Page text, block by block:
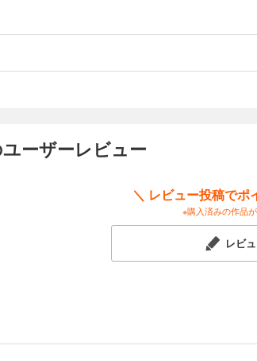
ーザーレビュー
＼ レビュー投稿でポ
※購入済みの作品
レビ